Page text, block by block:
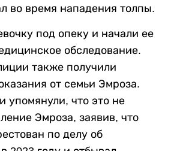
во время нападения толпы.
под опеку и начали ее
обследование.
также получили
от семьи Эмроза.
упомянули, что это не
Эмроза, заявив, что
по делу об